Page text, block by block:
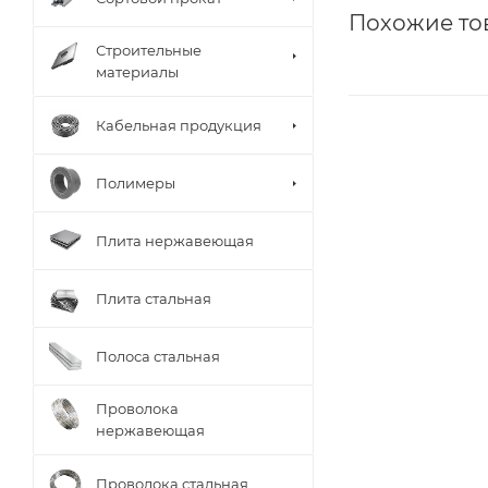
Похожие
Строительные
материалы
Кабельная продукция
Полимеры
Плита нержавеющая
Плита стальная
Полоса стальная
Проволока
нержавеющая
Проволока стальная